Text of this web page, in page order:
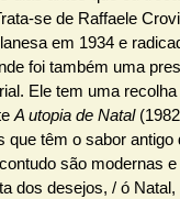
se de Raffaele
em 1934 e
foi também uma
Ele tem uma
A utopia de Natal
que têm o sabor antigo
são modernas
dos desejos, / ó